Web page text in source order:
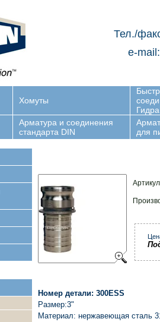
Хомуты
Арматура и соединения
стандарта DIN
для
Тел./
e-
Номер детали: 300ESS
Размер:3"
Материал: нержавеющая сталь